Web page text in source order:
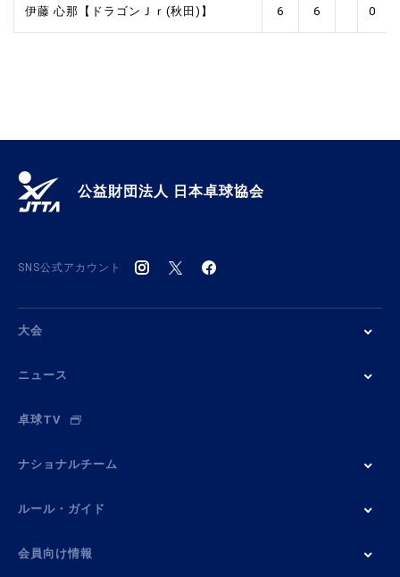
伊藤 心那【ドラゴンＪｒ(秋田)】 6 6 0
公益財団法人 日本卓球協会
SNS公式アカウント
大会
ニュース
卓球TV
ナショナルチーム
ルール・ガイド
会員向け情報